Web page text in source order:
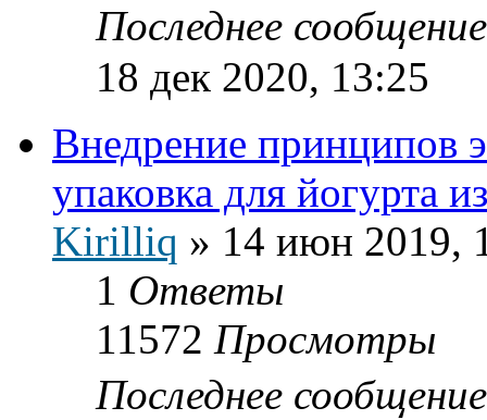
Последнее
18 дек 2020, 13:25
Внедрение принципов
упаковка для йогурта
Kirilliq » 14 июн 2019,
1 Ответы
11572 Просмотры
Последнее